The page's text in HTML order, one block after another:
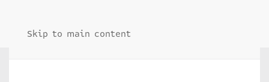
Skip to main content